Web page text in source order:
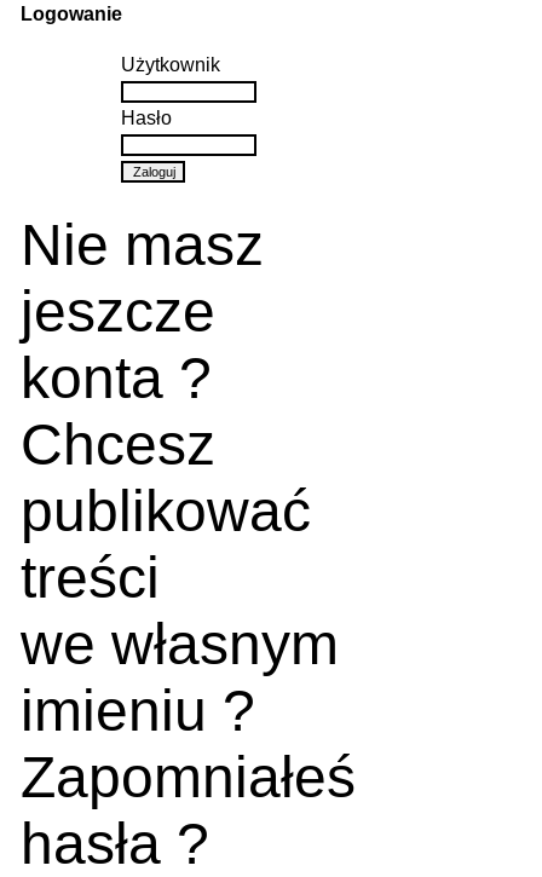
Logowanie
Użytkownik
Hasło
Nie masz
jeszcze
konta ?
Chcesz
publikować
treści
we własnym
imieniu ?
Zapomniałeś
hasła ?